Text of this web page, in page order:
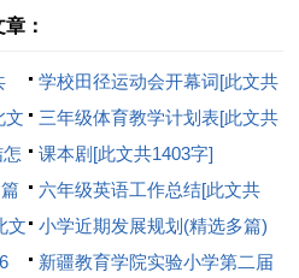
：
学校田径运动会开幕词[此文共
2730字]
文
三年级体育教学计划表[此文共
13364字]
课本剧[此文共1403字]
六年级英语工作总结[此文共
968字]
文
小学近期发展规划(精选多篇)
[此文共13379字]
新疆教育学院实验小学第二届